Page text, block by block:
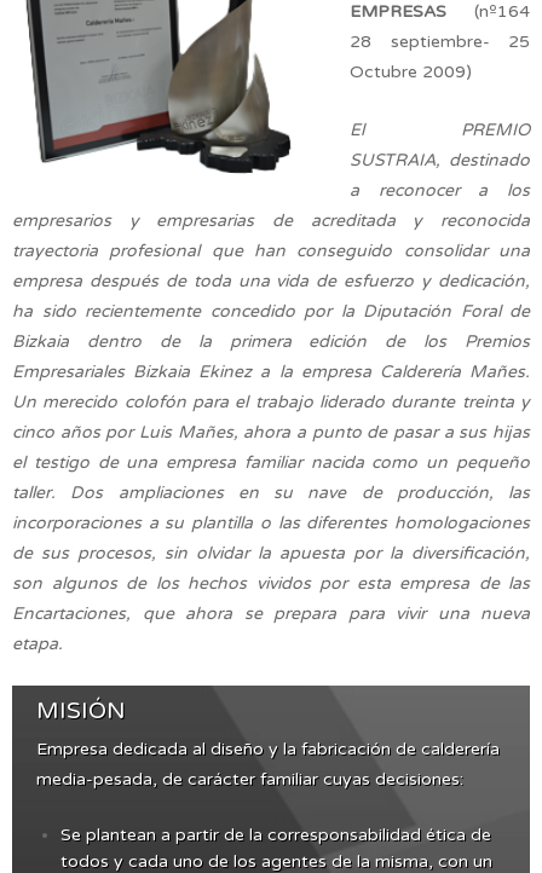
EMPRESAS (nº164
28 septiembre- 25
Octubre 2009)
El PREMIO
SUSTRAIA, destinado
a reconocer a los
empresarios y empresarias de acreditada y reconocida
trayectoria profesional que han conseguido consolidar una
empresa después de toda una vida de esfuerzo y dedicación,
ha sido recientemente concedido por la Diputación Foral de
Bizkaia dentro de la primera edición de los Premios
Empresariales Bizkaia Ekinez a la empresa Calderería Mañes.
Un merecido colofón para el trabajo liderado durante treinta y
cinco años por Luis Mañes, ahora a punto de pasar a sus hijas
el testigo de una empresa familiar nacida como un pequeño
taller. Dos ampliaciones en su nave de producción, las
incorporaciones a su plantilla o las diferentes homologaciones
de sus procesos, sin olvidar la apuesta por la diversificación,
son algunos de los hechos vividos por esta empresa de las
Encartaciones, que ahora se prepara para vivir una nueva
etapa.
MISIÓN
Empresa dedicada al diseño y la fabricación de calderería
media-pesada, de carácter familiar cuyas decisiones:
Se plantean a partir de la corresponsabilidad ética de
todos y cada uno de los agentes de la misma, con un